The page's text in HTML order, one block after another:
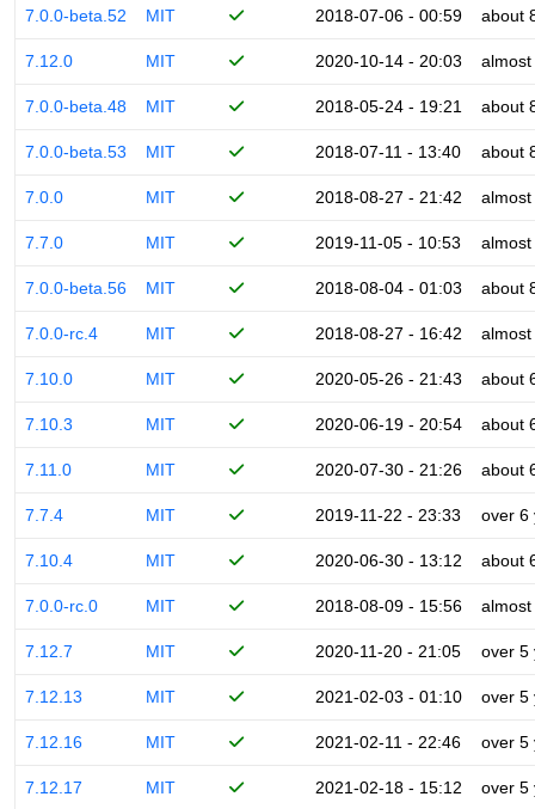
7.0.0-beta.52 MIT 2018-07-06 - 00:59 about
7.12.0 MIT 2020-10-14 - 20:03
7.0.0-beta.48 MIT 2018-05-24 - 19:21 about
7.0.0-beta.53 MIT 2018-07-11 - 13:40 about
7.0.0 MIT 2018-08-27 - 21:42
7.7.0 MIT 2019-11-05 - 10:53
7.0.0-beta.56 MIT 2018-08-04 - 01:03 about
7.0.0-rc.4 MIT 2018-08-27 - 16:42
7.10.0 MIT 2020-05-26 - 21:43 about
7.10.3 MIT 2020-06-19 - 20:54 about
7.11.0 MIT 2020-07-30 - 21:26 about
7.7.4 MIT 2019-11-22 - 23:33 over 6
7.10.4 MIT 2020-06-30 - 13:12 about
7.0.0-rc.0 MIT 2018-08-09 - 15:56
7.12.7 MIT 2020-11-20 - 21:05 over 5
7.12.13 MIT 2021-02-03 - 01:10 over 5
7.12.16 MIT 2021-02-11 - 22:46 over 5
7.12.17 MIT 2021-02-18 - 15:12 over 5